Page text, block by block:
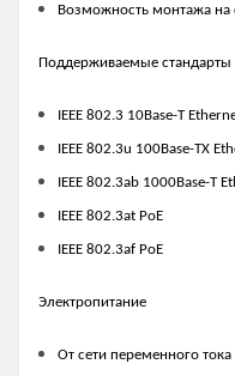
Возможность монтажа на
Поддерживаемые стандарты
IEEE 802.3 10Base-T
IEEE 802.3u 100Base-TX
IEEE 802.3ab 1000Base-T
IEEE 802.3at PoE
IEEE 802.3af PoE
Электропитание
От сети переменного